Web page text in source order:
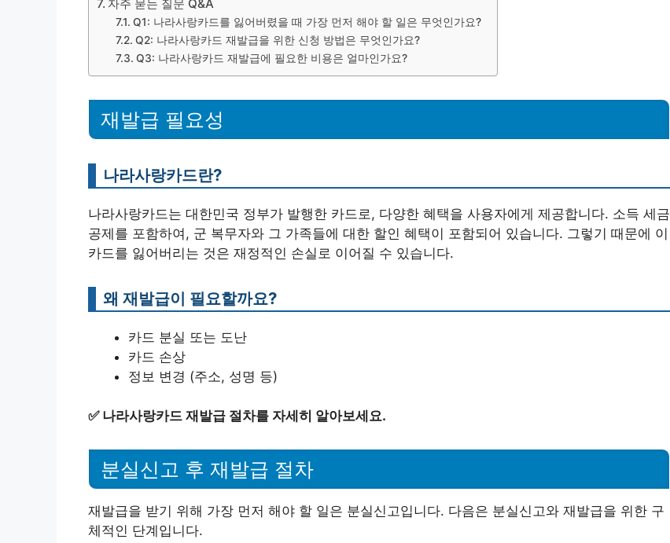
자주 묻는 질문 Q&A
Q1: 나라사랑카드를 잃어버렸을 때 가장 먼저 해야 할 일은 무엇인가요?
Q2: 나라사랑카드 재발급을 위한 신청 방법은 무엇인가요?
Q3: 나라사랑카드 재발급에 필요한 비용은 얼마인가요?
재발급 필요성
나라사랑카드란?
나라사랑카드는 대한민국 정부가 발행한 카드로, 다양한 혜택을 사용자에게 제공합니다. 소득 세금
공제를 포함하여, 군 복무자와 그 가족들에 대한 할인 혜택이 포함되어 있습니다. 그렇기 때문에 이
카드를 잃어버리는 것은 재정적인 손실로 이어질 수 있습니다.
왜 재발급이 필요할까요?
카드 분실 또는 도난
카드 손상
정보 변경 (주소, 성명 등)
✅ 나라사랑카드 재발급 절차를 자세히 알아보세요.
분실신고 후 재발급 절차
재발급을 받기 위해 가장 먼저 해야 할 일은 분실신고입니다. 다음은 분실신고와 재발급을 위한 구
체적인 단계입니다.